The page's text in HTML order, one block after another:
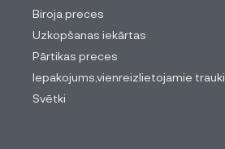
Biroja preces
Uzkopšanas iekārtas
Pārtikas preces
Iepakojums,vienreizlietojamie trauki
Svētki